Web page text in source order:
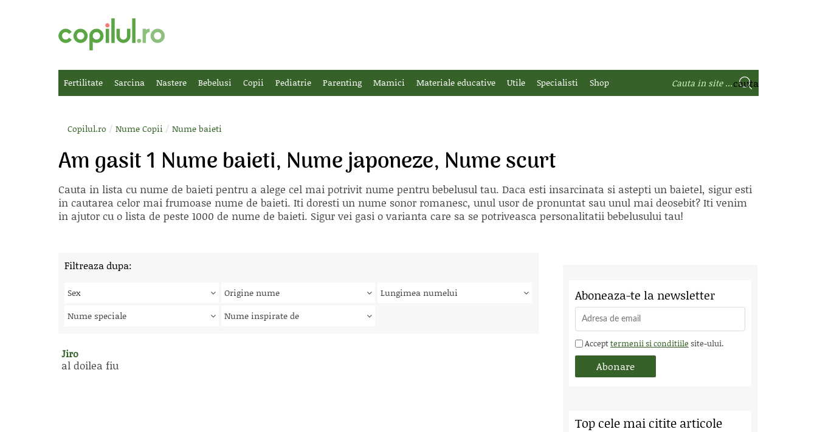
Fertilitate Sarcina Nastere Bebelusi Copii Pediatrie Parenting Mamici Materiale educative Utile Specialisti Shop
Copilul.ro / Nume Copii / Nume baieti
Am gasit 1 Nume baieti, Nume japoneze, Nume scurt
Cauta in lista cu nume de baieti pentru a alege cel mai potrivit nume pentru bebelusul tau. Daca esti insarcinata si astepti un baietel, sigur esti
in cautarea celor mai frumoase nume de baieti. Iti doresti un nume sonor romanesc, unul usor de pronuntat sau unul mai deosebit? Iti venim
in ajutor cu o lista de peste 1000 de nume de baieti. Sigur vei gasi o varianta care sa se potriveasca personalitatii bebelusului tau!
Filtreaza dupa:
Sex Origine nume
Lungimea numelui
Nume speciale
Nume inspirate de
Jiro
al doilea fiu
Aboneaza-te la newsletter
Accepttermenii si conditiile site-ului.
Top cele mai citite articole